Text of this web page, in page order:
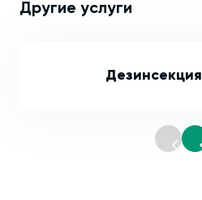
Другие услуги
Дезинсекция